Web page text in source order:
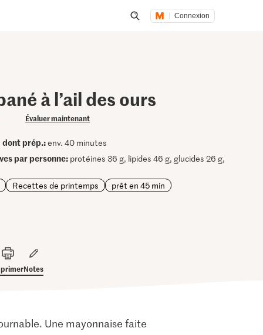
Connexion
à l’ail des ours
Évaluer maintenant
dont prép.:env. 40 minutes
par personne: protéines 36 g, lipides 46 g, glucides 26 g,
Recettes de printemps prêt en 45 min
Notes
Une mayonnaise faite